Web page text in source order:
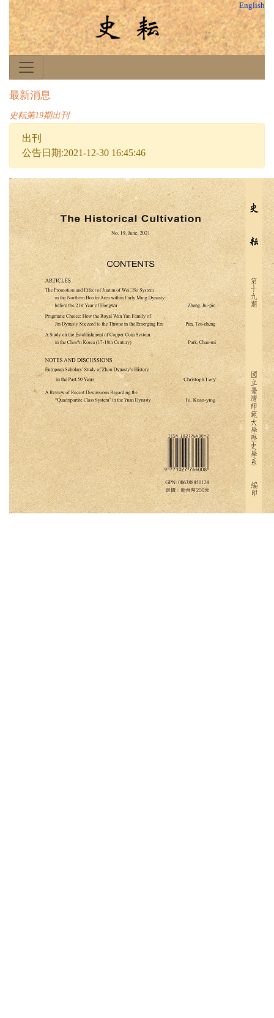
English
最新消息
史耘第19期出刊
出刊
公告日期:2021-12-30 16:45:46